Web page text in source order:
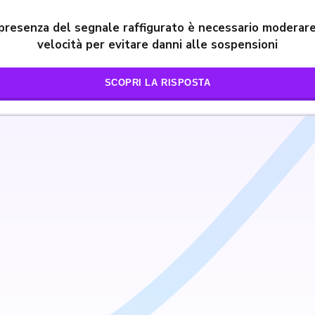
del segnale raffigurato è necessario
velocità per evitare danni alle sospensioni
SCOPRI LA RISPOSTA